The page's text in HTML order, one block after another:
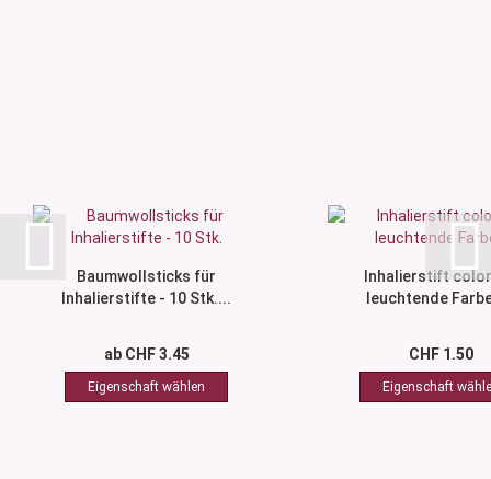
Baumwollsticks für
Inhalierstifte - 10 Stk....
ab CHF 3.45
Inhalierstift
leuchtende
CHF 1.50